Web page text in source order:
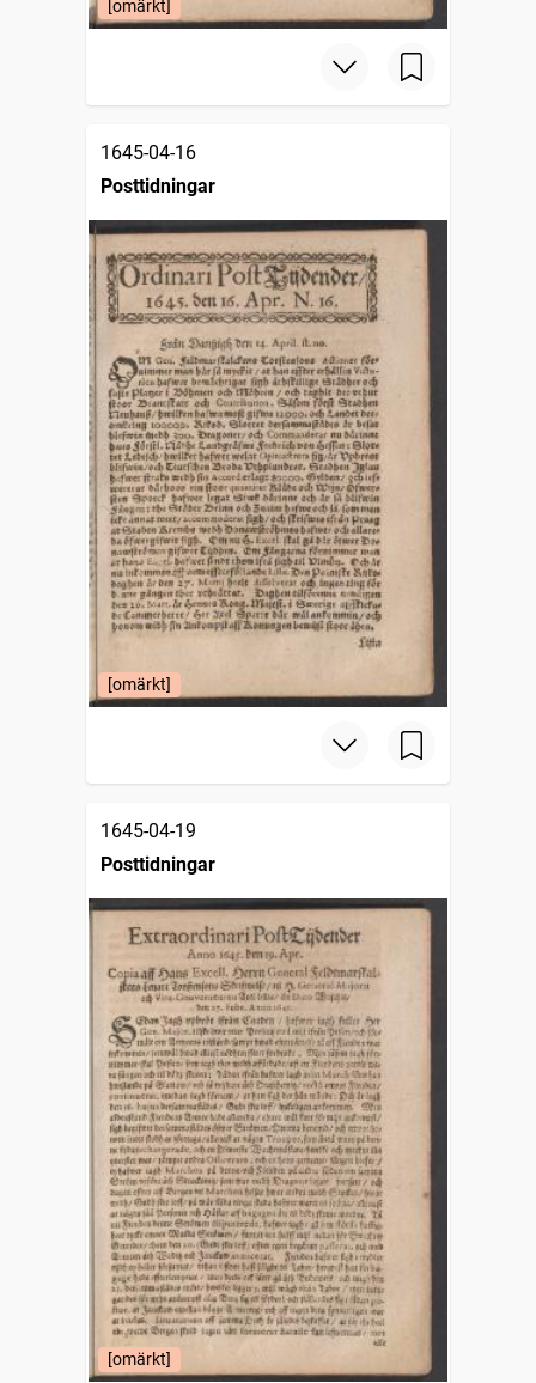
[omärkt]
1645-04-16
Posttidningar
[omärkt]
1645-04-19
Posttidningar
[omärkt]